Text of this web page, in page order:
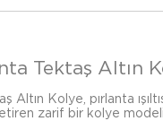
Tektaş Altın
Kolye, pırlanta
zarif bir kolye